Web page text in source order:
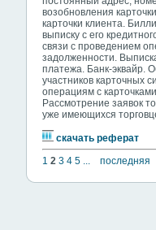
возобновления
карточки клиента.
выписку с его
связи с проведением
задолженности.
платежа. Банк-эквайр.
участников карточных
операциям с
Рассмотрение заявок
уже имеющихся
скачать реферат
1 2 3 4 5 ... последняя